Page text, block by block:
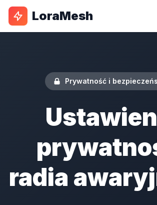
LoraMesh
Prywatność i
radia